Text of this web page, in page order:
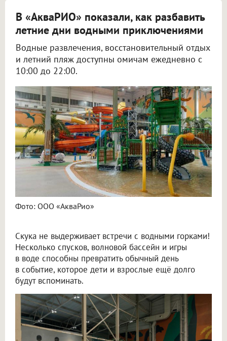
В «АкваРИО» показали, как разбавить
летние дни водными приключениями
Водные развлечения, восстановительный отдых
и летний пляж доступны омичам ежедневно с
10:00 до 22:00.
Фото: ООО «АкваРио»
Скука не выдерживает встречи с водными горками!
Несколько спусков, волновой бассейн и игры
в воде способны превратить обычный день
в событие, которое дети и взрослые ещё долго
будут вспоминать.